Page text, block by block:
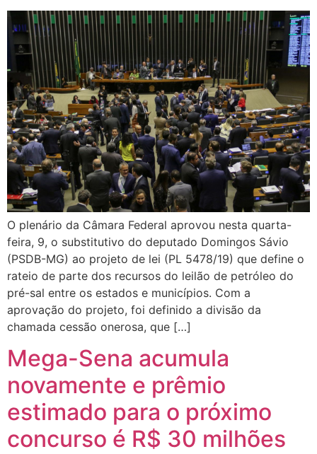
O plenário da Câmara Federal aprovou nesta quarta-
feira, 9, o substitutivo do deputado Domingos Sávio
(PSDB-MG) ao projeto de lei (PL 5478/19) que define o
rateio de parte dos recursos do leilão de petróleo do
pré-sal entre os estados e municípios. Com a
aprovação do projeto, foi definido a divisão da
chamada cessão onerosa, que […]
Mega-Sena acumula
novamente e prêmio
estimado para o próximo
concurso é R$ 30 milhões